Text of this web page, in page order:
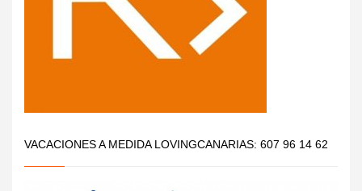
VACACIONES A MEDIDA LOVINGCANARIAS: 607 96 14 62